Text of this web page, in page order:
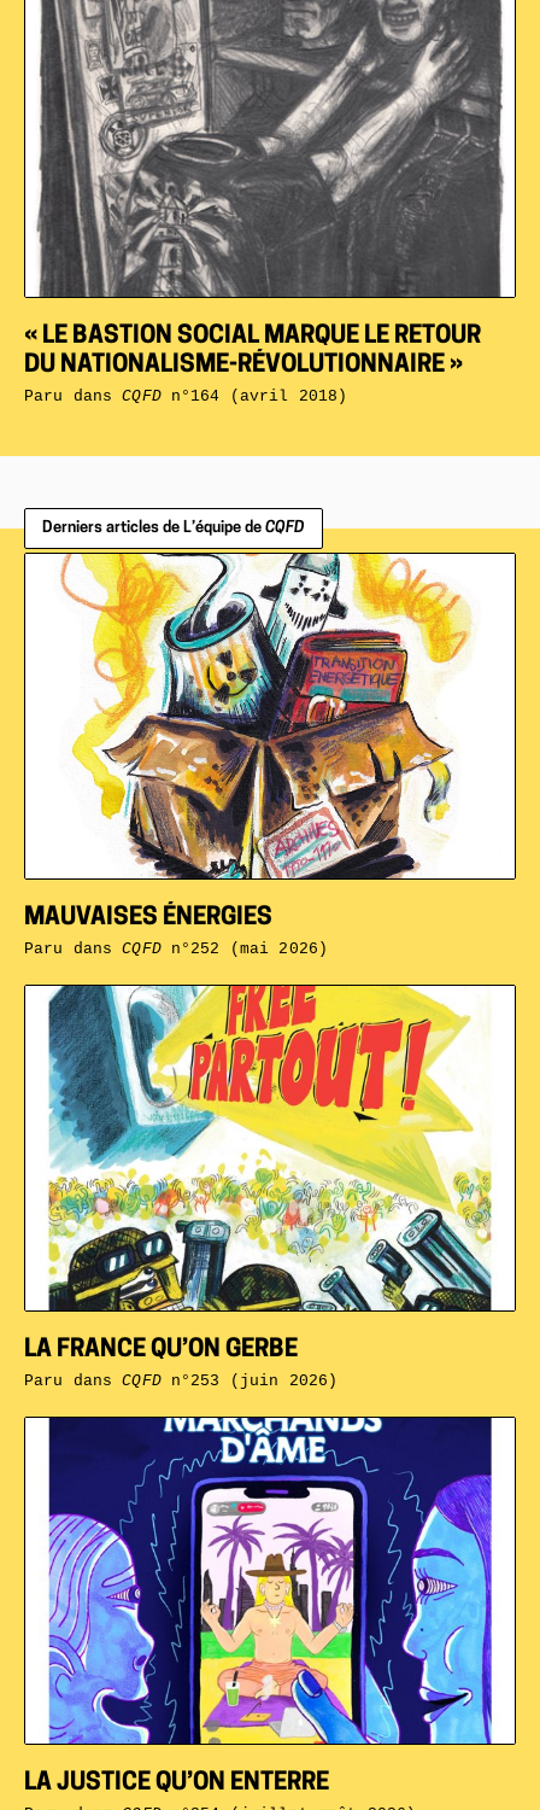
« LE BASTION SOCIAL MARQUE LE RETOUR
DU NATIONALISME-RÉVOLUTIONNAIRE »
Paru dansCQFDn°164 (avril 2018)
Derniers articles de L’équipe de CQFD
LA JUSTICE QU’ON ENTERRE
LA FRANCE QU’ON GERBE
Paru dansCQFDn°253 (juin 2026)
MAUVAISES ÉNERGIES
Paru dansCQFDn°252 (mai 2026)